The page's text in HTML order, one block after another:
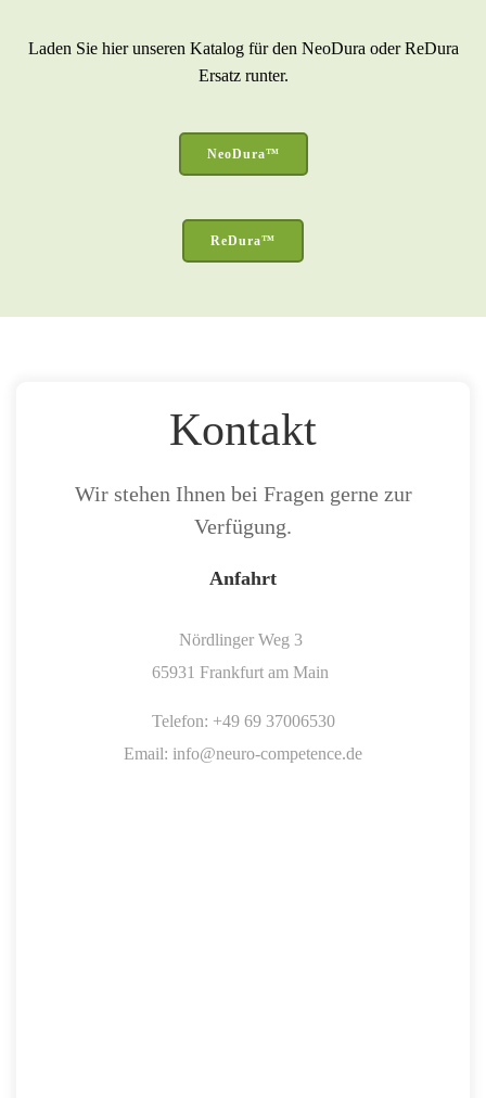
Laden Sie hier unseren Katalog für den NeoDura oder ReDura
Ersatz runter.
NeoDura™
ReDura™
Kontakt
Wir stehen Ihnen bei Fragen gerne zur
Verfügung.
Anfahrt
Nördlinger Weg 3
65931 Frankfurt am Main
Telefon: +49 69 37006530
Email: info@neuro-competence.de